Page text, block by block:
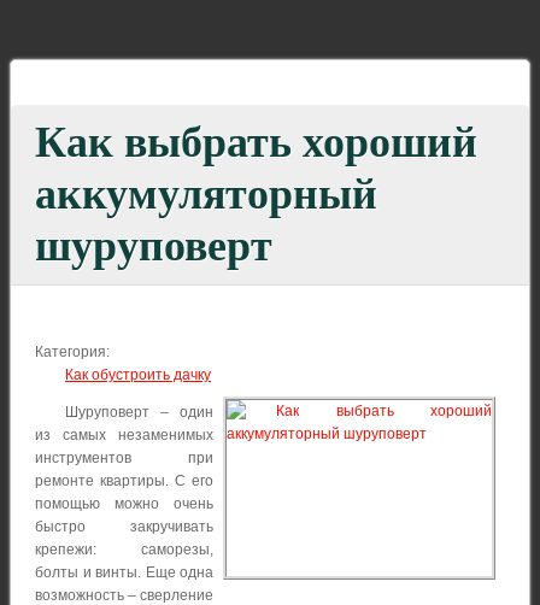
Как выбрать хороший
аккумуляторный
шуруповерт
Категория:
Как обустроить дачку
Шуруповерт – один
из самых незаменимых
инструментов при
ремонте квартиры. С его
помощью можно очень
быстро закручивать
крепежи: саморезы,
болты и винты. Еще одна
возможность – сверление